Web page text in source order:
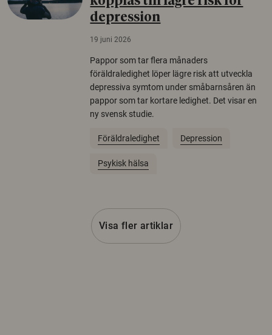
depression
19 juni 2026
Pappor som tar flera månaders
föräldraledighet löper lägre risk att utveckla
depressiva symtom under småbarnsåren än
pappor som tar kortare ledighet. Det visar en
ny svensk studie.
Föräldraledighet Depression
Psykisk hälsa
Visa fler artiklar